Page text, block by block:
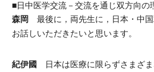
■日中医学交流－交流を通じ双方向の
森岡 最後に，両先生に，日本・中
お話しいただきたいと思います。
紀伊國 日本は医療に限らずさまざ